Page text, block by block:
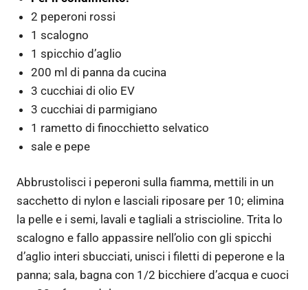
2 peperoni rossi
1 scalogno
1 spicchio d’aglio
200 ml di panna da cucina
3 cucchiai di olio EV
3 cucchiai di parmigiano
1 rametto di finocchietto selvatico
sale e pepe
Abbrustolisci i peperoni sulla fiamma, mettili in un
sacchetto di nylon e lasciali riposare per 10; elimina
la pelle e i semi, lavali e tagliali a striscioline. Trita lo
scalogno e fallo appassire nell’olio con gli spicchi
d’aglio interi sbucciati, unisci i filetti di peperone e la
panna; sala, bagna con 1/2 bicchiere d’acqua e cuoci